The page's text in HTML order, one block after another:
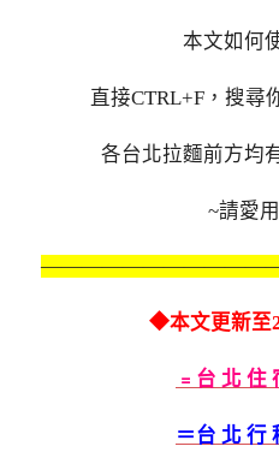
本文如何
直接CTRL+F，搜尋
各台北拉麵前方均
~請愛
◆本文更新至
﹦台 北 住
＝台 北 行